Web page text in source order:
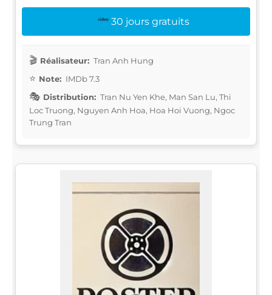
30 jours gratuits
Réalisateur: Tran Anh Hung
Note: IMDb 7.3
Distribution: Tran Nu Yen Khe, Man San Lu, Thi
Loc Truong, Nguyen Anh Hoa, Hoa Hoi Vuong, Ngoc
Trung Tran